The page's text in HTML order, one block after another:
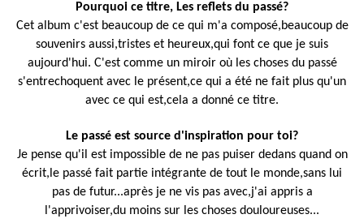
Pourquoi ce titre, Les reflets du passé?
Cet album c'est beaucoup de ce qui m'a composé,beaucoup de
souvenirs aussi,tristes et heureux,qui font ce que je suis
aujourd'hui. C'est comme un miroir où les choses du passé
s'entrechoquent avec le présent,ce qui a été ne fait plus qu'un
avec ce qui est,cela a donné ce titre.
Le passé est source d'inspiration pour toi?
Je pense qu'il est impossible de ne pas puiser dedans quand on
écrit,le passé fait partie intégrante de tout le monde,sans lui
pas de futur...après je ne vis pas avec,j'ai appris a
l'apprivoiser,du moins sur les choses douloureuses...